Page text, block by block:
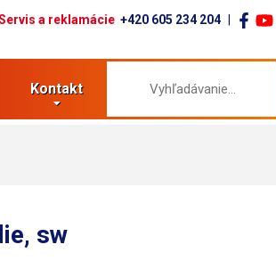
a reklamácie +420 605 234 204
Kontakt
sw